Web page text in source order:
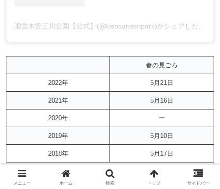
国営木曽三川公園【公式】(@kisosansenpark)がシェアした投稿
春の見ごろ
2022年 5月21日
2021年 5月16日
2020年 ー
2019年 5月10日
2018年 5月17日
メニュー ホーム 検索 トップ サイドバー